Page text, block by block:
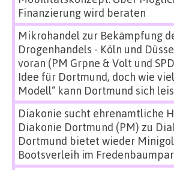
Finanzierung wird beraten
Mikrohandel zur Bekämpfung
Drogenhandels - Köln und
voran (PM Grpne & Volt und
Idee für Dortmund, doch wie
Modell“ kann Dortmund sich
Diakonie sucht ehrenamtliche
Diakonie Dortmund (PM) zu
Dortmund bietet wieder
Bootsverleih im